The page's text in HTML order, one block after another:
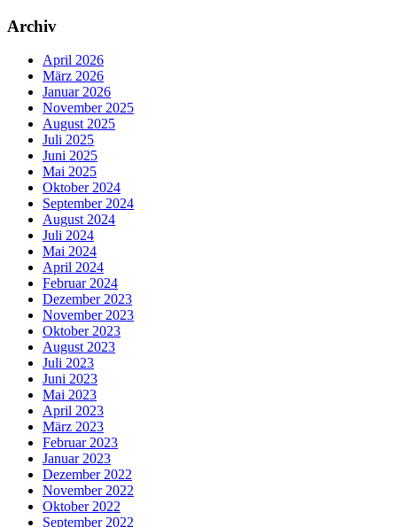
Archiv
April 2026
März 2026
Januar 2026
November 2025
August 2025
Juli 2025
Juni 2025
Mai 2025
Oktober 2024
September 2024
August 2024
Juli 2024
Mai 2024
April 2024
Februar 2024
Dezember 2023
November 2023
Oktober 2023
August 2023
Juli 2023
Juni 2023
Mai 2023
April 2023
März 2023
Februar 2023
Januar 2023
Dezember 2022
November 2022
Oktober 2022
September 2022